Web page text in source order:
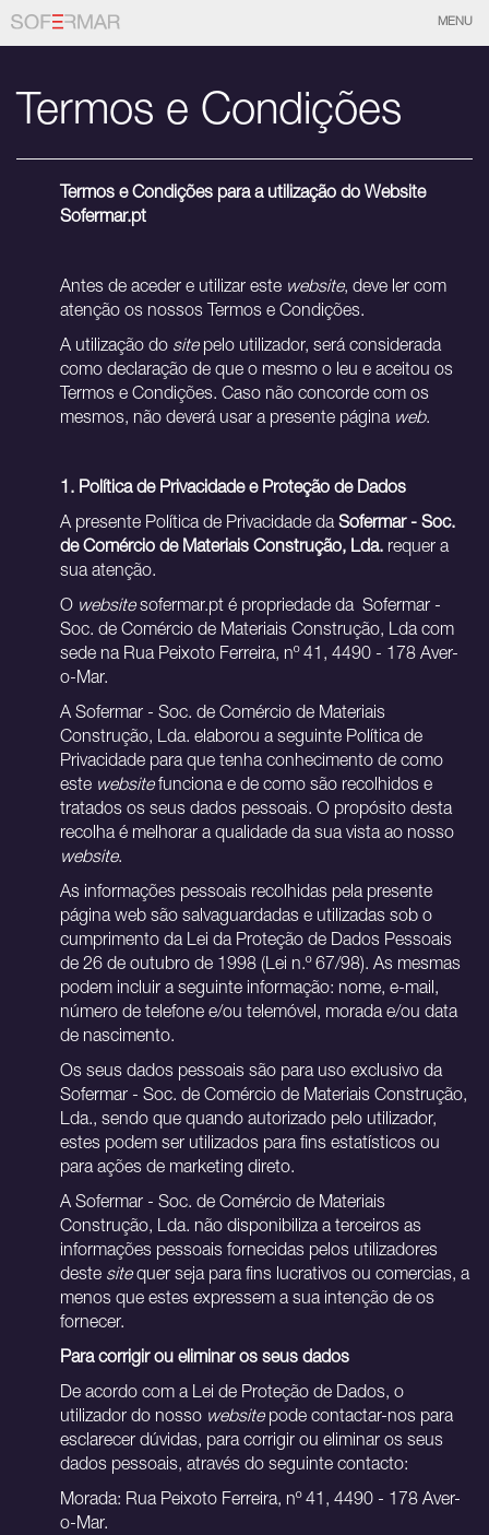
MENU
EMPRESA
PRODUTOS
SERVIÇOS
Termos e Condições
Termos e Condições para a utilização do Website
Sofermar.pt
Antes de aceder e utilizar este website, deve ler com
atenção os nossos Termos e Condições.
A utilização do sitepelo utilizador, será considerada
como declaração de que o mesmo o leu e aceitou os
Termos e Condições. Caso não concorde com os
mesmos, não deverá usar a presente página web.
1. Política de Privacidade e Proteção de Dados
A presente Política de Privacidade daSofermar - Soc.
de Comércio de Materiais Construção, Lda. requer a
sua atenção.
O websitesofermar.pt é propriedade da Sofermar -
Soc. de Comércio de Materiais Construção, Lda com
sede na Rua Peixoto Ferreira, nº 41, 4490 - 178 Aver-
o-Mar.
A Sofermar - Soc. de Comércio de Materiais
Construção, Lda. elaborou a seguinte Política de
Privacidade para que tenha conhecimento de como
este websitefunciona e de como são recolhidos e
tratados os seus dados pessoais. O propósito desta
recolha é melhorar a qualidade da sua vista ao nosso
website.
As informações pessoais recolhidas pela presente
página web são salvaguardadas e utilizadas sob o
cumprimento da Lei da Proteção de Dados Pessoais
de 26 de outubro de 1998 (Lei n.º 67/98). As mesmas
podem incluir a seguinte informação: nome, e-mail,
número de telefone e/ou telemóvel, morada e/ou data
de nascimento.
Os seus dados pessoais são para uso exclusivo da
Sofermar - Soc. de Comércio de Materiais Construção,
Lda., sendo que quando autorizado pelo utilizador,
estes podem ser utilizados para fins estatísticos ou
para ações de marketing direto.
A Sofermar - Soc. de Comércio de Materiais
Construção, Lda. não disponibiliza a terceiros as
informações pessoais fornecidas pelos utilizadores
deste sitequer seja para fins lucrativos ou comercias, a
menos que estes expressem a sua intenção de os
fornecer.
Para corrigir ou eliminar os seus dados
De acordo com a Lei de Proteção de Dados, o
utilizador do nosso websitepode contactar-nos para
esclarecer dúvidas, para corrigir ou eliminar os seus
dados pessoais, através do seguinte contacto:
Morada: Rua Peixoto Ferreira, nº 41, 4490 - 178 Aver-
o-Mar.